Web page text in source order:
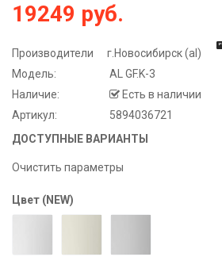
19249 руб.
Производители
г.Новосибирск (al)
Модель:
AL GF.K-3
Наличие:
Есть в наличии
Артикул:
5894036721
ДОСТУПНЫЕ ВАРИАНТЫ
Очистить параметры
Цвет (NEW)